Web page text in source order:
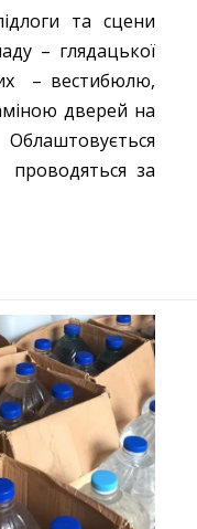
та сцени
– глядацької
– вестибюлю,
дверей на
проводяться за